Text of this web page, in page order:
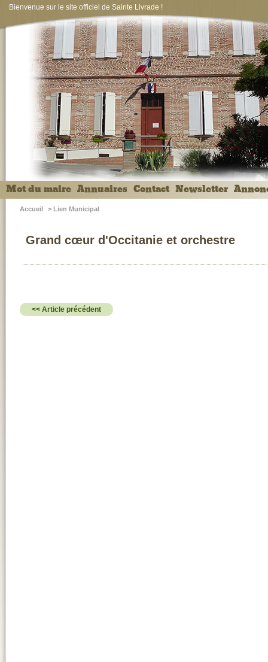
Bienvenue sur le site officiel de Sainte Livrade !
Mot du maire Annuaires Contact Newsletter
Accueil > Lien Municipal
Grand cœur d'Occitanie et orchestre
<< Article précédent